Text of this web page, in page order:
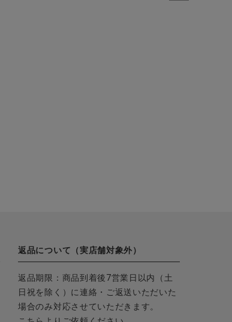
返品について（実店舗対象外）
返品期限：商品到着後7営業日以内（土
日祝を除く）に連絡・ご返送いただいた
場合のみ対応させていただきます。